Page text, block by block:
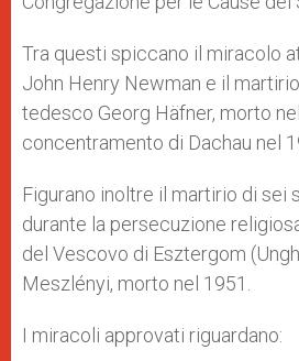
Tra questi spiccano il miracolo
John Henry Newman e il
tedesco Georg Häfner, morto
concentramento di Dachau nel
Figurano inoltre il martirio di sei
durante la persecuzione
del Vescovo di Esztergom
Meszlényi, morto nel 1951.
I miracoli approvati riguardano: